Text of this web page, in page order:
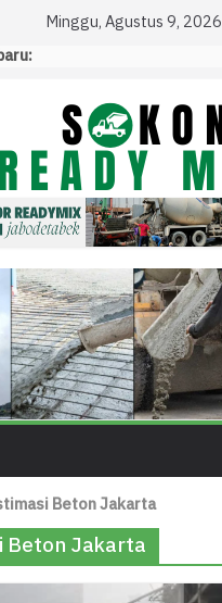
Minggu, Agustus 9, 2026
Beton Jakarta
Beton Jakarta